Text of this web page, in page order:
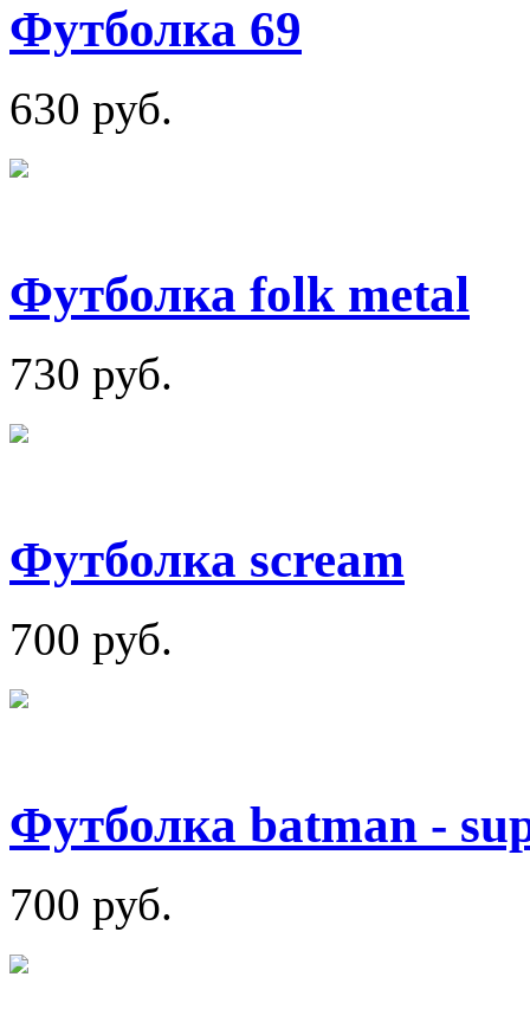
Футболка 69
630 руб.
Футболка folk metal
730 руб.
Футболка scream
700 руб.
Футболка batman -
700 руб.